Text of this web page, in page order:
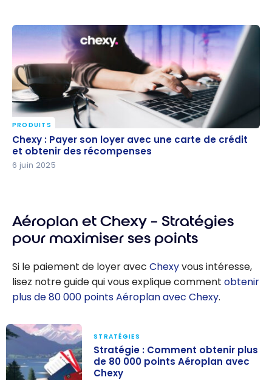
Chexy : Payer son loyer avec une carte de crédit et
obtenir des récompenses
PRODUITS
Chexy : Payer son loyer avec une carte de crédit
et obtenir des récompenses
6 juin 2025
Aéroplan et Chexy – Stratégies
pour maximiser ses points
Si le paiement de loyer avec Chexyvous intéresse,
lisez notre guide qui vous explique comment obtenir
plus de 80 000 points Aéroplan avec Chexy.
STRATÉGIES
Stratégie : Comment obtenir plus
de 80 000 points Aéroplan avec
Chexy